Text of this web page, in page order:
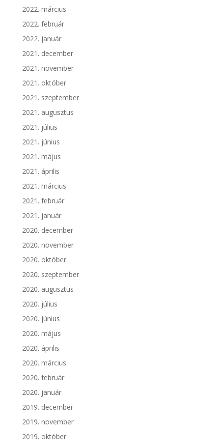
2022. március
2022. február
2022. január
2021. december
2021. november
2021. október
2021. szeptember
2021. augusztus
2021. július
2021. június
2021. május
2021. április
2021. március
2021. február
2021. január
2020. december
2020. november
2020. október
2020. szeptember
2020. augusztus
2020. július
2020. június
2020. május
2020. április
2020. március
2020. február
2020. január
2019. december
2019. november
2019. október